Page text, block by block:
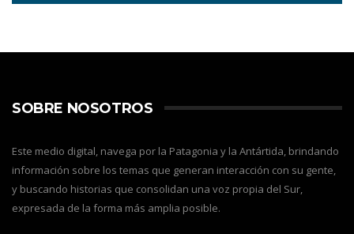
SOBRE NOSOTROS
Este medio digital, navega por la Patagonia y la Antártida, brindando
información sobre los temas que generan interacción con su gente,
y buscando historias que consolidan una voz propia del Sur,
expresada de la forma más amplia posible.